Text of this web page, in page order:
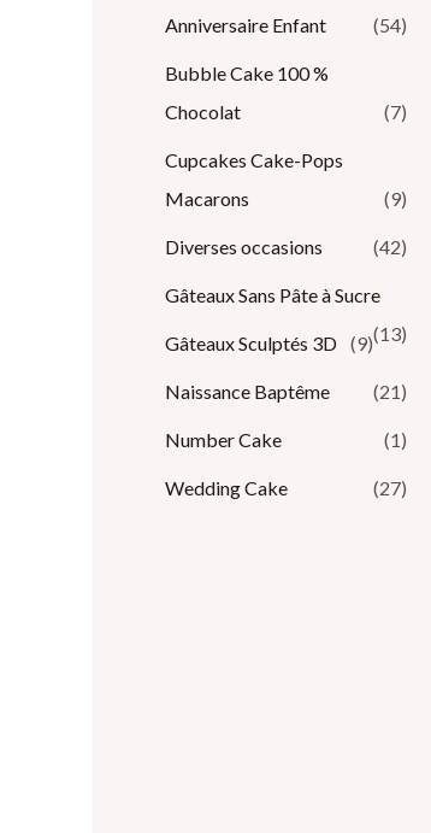
Anniversaire Enfant (54)
Bubble Cake 100 %
Chocolat
(7)
Cupcakes Cake-Pops
Macarons
(9)
Diverses occasions (42)
Gâteaux Sans Pâte à Sucre
(13)
Gâteaux Sculptés 3D (9)
Naissance Baptême (21)
Number Cake (1)
Wedding Cake (27)